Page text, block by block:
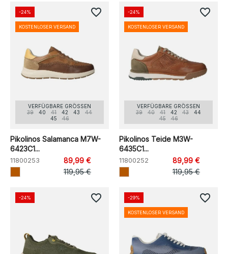
VERFÜGBARE GRÖSSEN
39
40 41 42 43
44
45
46
Pikolinos Salamanca M7W-
6423C1...
11800253
89,99 €
119,95 €
-24%
KOSTENLOSER VERSAND
favorite_border
VERFÜGBARE GRÖSSEN
39
40 41 42 43
44
45
46
Pikolinos Teide M3W-
6435C1...
11800252
89,99 €
119,95 €
-24%
KOSTENLOSER VERSAND
favorite_border
-24% favorite_border -29%
KOSTENLOSER VERSAND
favorite_border